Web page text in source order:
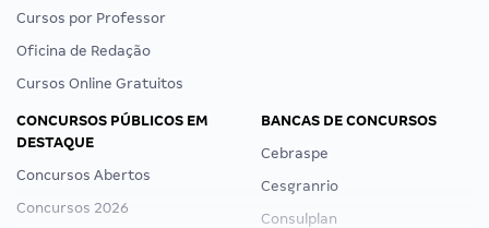
Cursos por Professor
Oficina de Redação
Cursos Online Gratuitos
CONCURSOS PÚBLICOS EM
DESTAQUE
Concursos Abertos
Concursos 2026
BANCAS DE CONCURSOS
Cebraspe
Cesgranrio
Consulplan